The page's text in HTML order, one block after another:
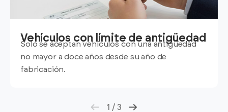
Vehículos con límite de antigüedad
Solo se aceptan vehículos con una antigüedad
no mayor a doce años desde su año de
fabricación.
1 / 3